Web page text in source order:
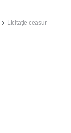
Licitație ceasuri